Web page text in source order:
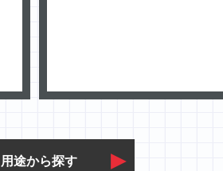
用途から探す